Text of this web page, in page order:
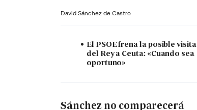
David Sánchez de Castro
El PSOE frena la posible visita
del Rey a Ceuta: «Cuando sea
oportuno»
Sánchez no comparecerá